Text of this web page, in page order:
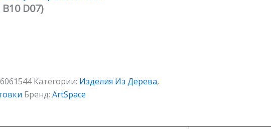
D07)
Категории: Изделия Из Дерева,
Бренд: ArtSpace